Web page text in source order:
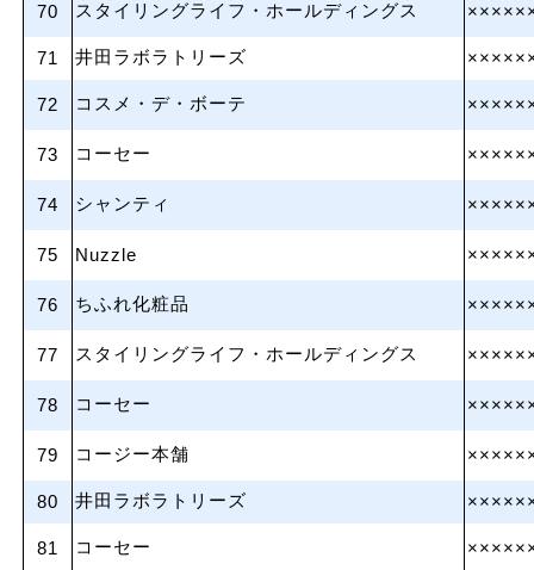
70 スタイリングライフ・ホールディングス
71 井田ラボラトリーズ
72 コスメ・デ・ボーテ
73 コーセー
74 シャンティ
75 Nuzzle
76 ちふれ化粧品
77 スタイリングライフ・ホールディングス
78 コーセー
79 コージー本舗
80 井田ラボラトリーズ
81 コーセー